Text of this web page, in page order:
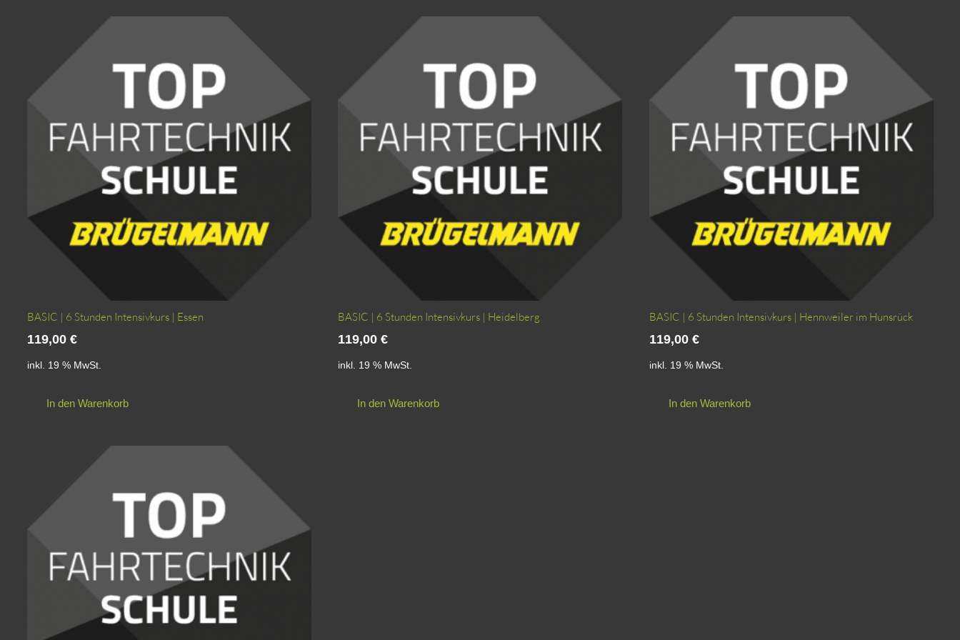
BASIC | 6 Stunden Intensivkurs | Essen
119,00 €
inkl. 19 % MwSt.
In den Warenkorb
BASIC | 6 Stunden Intensivkurs | Heidelberg
119,00 €
inkl. 19 % MwSt.
In den Warenkorb
BASIC | 6 Stunden Intensivkurs | Hennweiler im Hunsrück
119,00 €
inkl. 19 % MwSt.
In den Warenkorb